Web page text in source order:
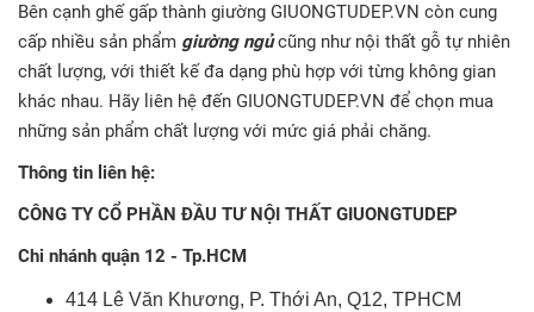
Bên cạnh ghế gấp thành giường GIUONGTUDEP.VN còn cung
cấp nhiều sản phẩm giường ngủcũng như nội thất gỗ tự nhiên
chất lượng, với thiết kế đa dạng phù hợp với từng không gian
khác nhau. Hãy liên hệ đến GIUONGTUDEP.VN để chọn mua
những sản phẩm chất lượng với mức giá phải chăng.
Thông tin liên hệ:
CÔNG TY CỔ PHẦN ĐẦU TƯ NỘI THẤT GIUONGTUDEP
Chi nhánh quận 12 - Tp.HCM
414 Lê Văn Khương, P. Thới An, Q12, TPHCM